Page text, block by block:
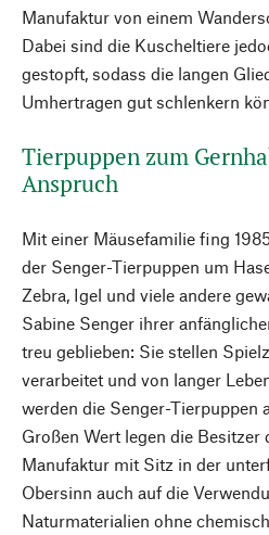
Manufaktur von einem
Dabei sind die Kuscheltiere
gestopft, sodass die langen
Umhertragen gut schlenkern
Tierpuppen zum
Anspruch
Mit einer Mäusefamilie fing
der Senger-Tierpuppen um
Zebra, Igel und viele andere
Sabine Senger ihrer
treu geblieben: Sie stellen
verarbeitet und von langer
werden die Senger-Tierpuppen
Großen Wert legen die Besitzer
Manufaktur mit Sitz in der
Obersinn auch auf die
Naturmaterialien ohne